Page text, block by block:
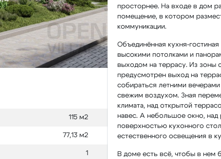
115 м2
77,13 м2
1
просторнее. На входе в дом
помещение, в котором
коммуникации.
Объединённая кухня-гостиная
высокими потолками и
выходом на террасу. Из зоны
предусмотрен выход на
собираться летними
свежим воздухом. Зная
климата, над открытой
навес. А небольшое окно, над
поверхностью кухонного
естественного освещения в
В доме есть всё, чтобы в нем